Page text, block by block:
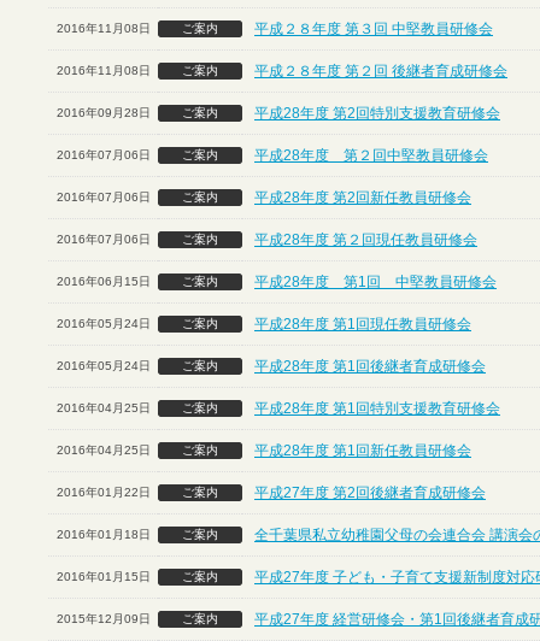
2016年11月08日 ご案内 平成２８年度 第３回 中堅教員研修会
2016年11月08日 ご案内 平成２８年度 第２回 後継者育成研修会
2016年09月28日 ご案内 平成28年度 第2回特別支援教育研修会
2016年07月06日 ご案内 平成28年度 第２回中堅教員研修会
2016年07月06日 ご案内 平成28年度 第2回新任教員研修会
2016年07月06日 ご案内 平成28年度 第２回現任教員研修会
2016年06月15日 ご案内 平成28年度 第1回 中堅教員研修会
2016年05月24日 ご案内 平成28年度 第1回現任教員研修会
2016年05月24日 ご案内 平成28年度 第1回後継者育成研修会
2016年04月25日 ご案内 平成28年度 第1回特別支援教育研修会
2016年04月25日 ご案内 平成28年度 第1回新任教員研修会
2016年01月22日 ご案内 平成27年度 第2回後継者育成研修会
2016年01月18日 ご案内 全千葉県私立幼稚園父母の会連合会 講演会
2016年01月15日 ご案内 平成27年度 子ども・子育て支援新制度対応
2015年12月09日 ご案内 平成27年度 経営研修会・第1回後継者育成